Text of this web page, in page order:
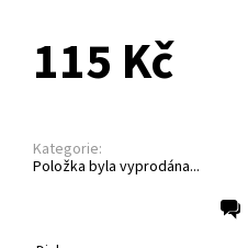
115 Kč
Kategorie:
Položka byla vyprodána...